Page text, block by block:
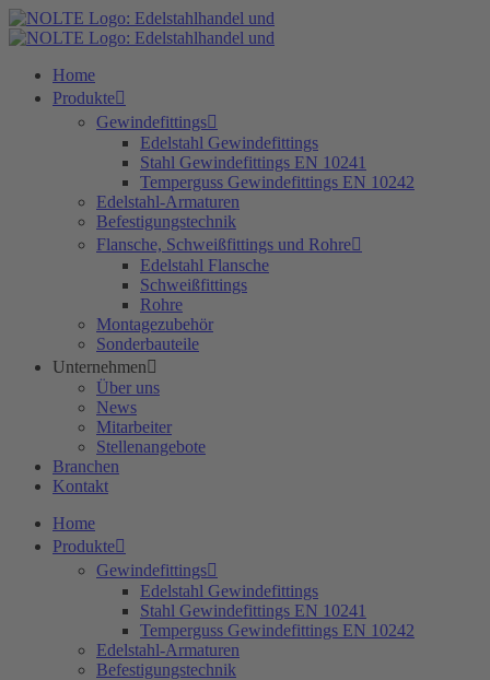
Zum
Inhalt
Home
Produkte
Gewindefittings
Edelstahl Gewindefittings
Stahl Gewindefittings EN 10241
Temperguss Gewindefittings EN 10242
Edelstahl-Armaturen
Befestigungstechnik
Flansche, Schweißfittings und Rohre
Edelstahl Flansche
Schweißfittings
Rohre
Montagezubehör
Sonderbauteile
Unternehmen
Über uns
News
Mitarbeiter
Stellenangebote
Branchen
Kontakt
Home
Produkte
Gewindefittings
Edelstahl Gewindefittings
Stahl Gewindefittings EN 10241
Temperguss Gewindefittings EN 10242
Edelstahl-Armaturen
Befestigungstechnik